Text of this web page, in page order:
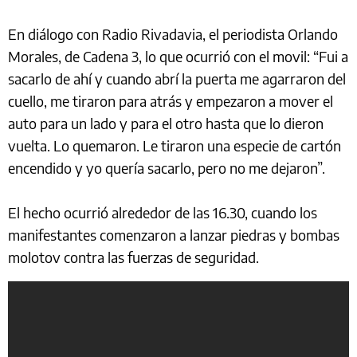
En diálogo con Radio Rivadavia, el periodista Orlando
Morales, de Cadena 3, lo que ocurrió con el movil: “Fui a
sacarlo de ahí y cuando abrí la puerta me agarraron del
cuello, me tiraron para atrás y empezaron a mover el
auto para un lado y para el otro hasta que lo dieron
vuelta. Lo quemaron. Le tiraron una especie de cartón
encendido y yo quería sacarlo, pero no me dejaron”.
El hecho ocurrió alrededor de las 16.30, cuando los
manifestantes comenzaron a lanzar piedras y bombas
molotov contra las fuerzas de seguridad.